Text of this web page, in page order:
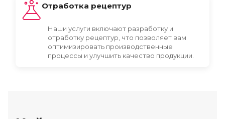
Отработка рецептур
Наши услуги включают разработку и
отработку рецептур, что позволяет вам
оптимизировать производственные
процессы и улучшить качество продукции.